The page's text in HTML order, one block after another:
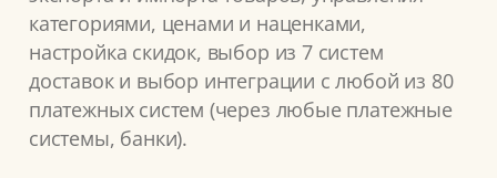
категориями, ценами и наценками,
настройка скидок, выбор из 7 систем
доставок и выбор интеграции с любой из 80
платежных систем (через любые платежные
системы, банки).